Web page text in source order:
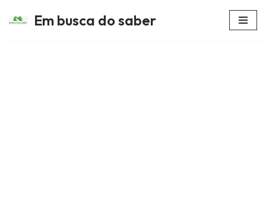
Em busca do saber